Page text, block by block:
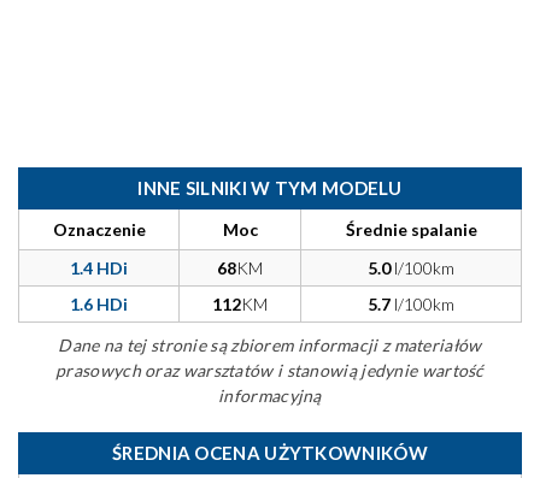
INNE SILNIKI W TYM MODELU
Oznaczenie Moc
Średnie spalanie
1.4 HDi
68KM 5.0l/100km
1.6 HDi
112KM 5.7 l/100km
Dane na tej stronie są zbiorem informacji z materiałów
prasowych oraz warsztatów i stanowią jedynie wartość
informacyjną
ŚREDNIA OCENA UŻYTKOWNIKÓW